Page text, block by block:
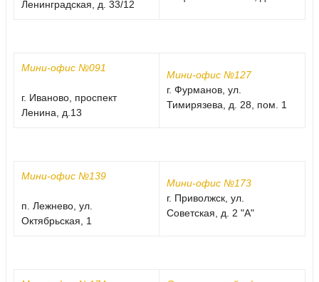
Ленинградская, д. 33/12
Мини-офис №091
г. Иваново, проспект
Ленина, д.13
Мини-офис №127
г. Фурманов, ул.
Тимирязева, д. 28, пом. 1
Мини-офис №139
п. Лежнево, ул.
Октябрьская, 1
Мини-офис №173
г. Приволжск, ул.
Советская, д. 2 "А"